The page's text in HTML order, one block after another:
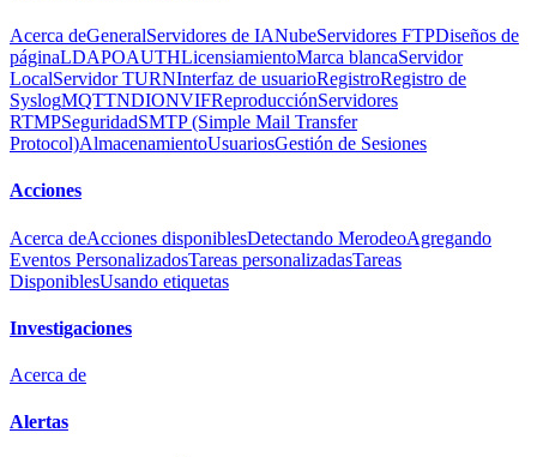
Acerca deGeneralServidores de IANubeServidores FTPDiseños de
páginaLDAPOAUTHLicensiamientoMarca blancaServidor
LocalServidor TURNInterfaz de usuarioRegistroRegistro de
SyslogMQTTNDIONVIFReproducciónServidores
RTMPSeguridadSMTP (Simple Mail Transfer
Protocol)AlmacenamientoUsuariosGestión de Sesiones
Acciones
Acerca deAcciones disponiblesDetectando MerodeoAgregando
Eventos PersonalizadosTareas personalizadasTareas
DisponiblesUsando etiquetas
Investigaciones
Acerca de
Alertas